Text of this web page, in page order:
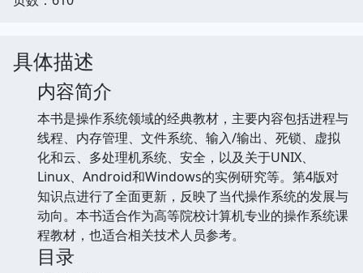
具体描述
内容简介
本书是操作系统领域的经典教材，主要内容包括进程与
线程、内存管理、文件系统、输入/输出、死锁、虚拟
化和云、多处理机系统、安全，以及关于UNIX、
Linux、Android和Windows的实例研究等。第4版对
知识点进行了全面更新，反映了当代操作系统的发展与
动向。本书适合作为高等院校计算机专业的操作系统课
程教材，也适合相关技术人员参考。
目录